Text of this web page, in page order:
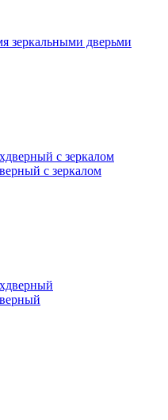
зеркальными дверьми
с зеркалом